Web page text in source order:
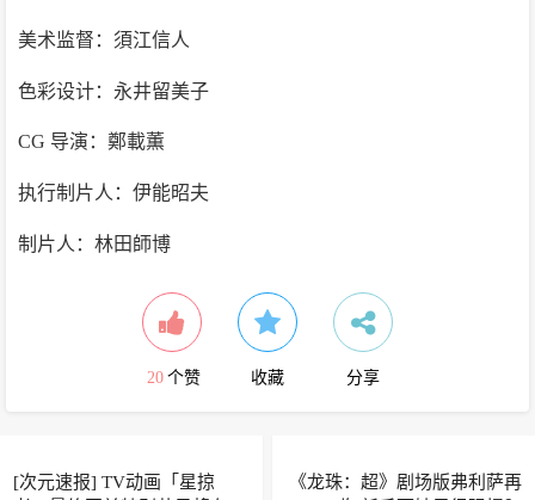
美术监督：須江信人
色彩设计：永井留美子
CG 导演：鄭載薫
执行制片人：伊能昭夫
制片人：林田師博
20 个赞 收藏 分享
[次元速报] TV动画「星掠
《龙珠：超》剧场版弗利萨再